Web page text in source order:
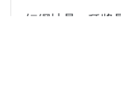
短網址是一種將